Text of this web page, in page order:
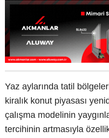
Yaz aylarında tatil
kiralık konut piyasası
çalışma modelinin
tercihinin artmasıyla